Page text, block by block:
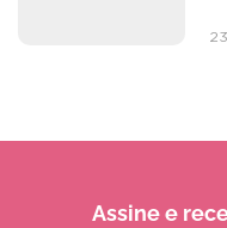
Assine e